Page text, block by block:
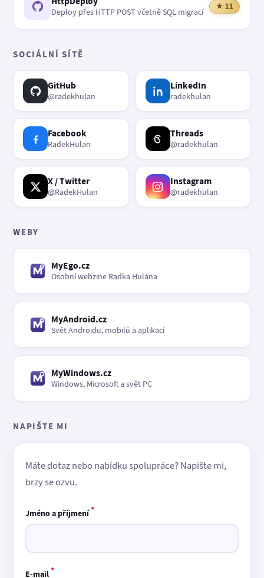
Deploy přes HTTP POST včetně SQL migrací
★ 11
SOCIÁLNÍ SÍTĚ
GitHub
@radekhulan
LinkedIn
radekhulan
Facebook
RadekHulan
Threads
@radekhulan
X / Twitter
@RadekHulan
Instagram
@radekhulan
WEBY
MyEgo.cz
Osobní webzine Radka Hulána
MyAndroid.cz
Svět Androidu, mobilů a aplikací
MyWindows.cz
Windows, Microsoft a svět PC
NAPIŠTE MI
Máte dotaz nebo nabídku spolupráce? Napište mi,
brzy se ozvu.
Jméno a příjmení*
E-mail*